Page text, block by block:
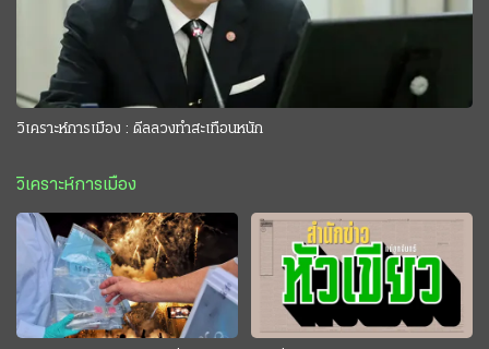
วิเคราะห์การเมือง : ดีลลวงทำสะเทือนหนัก
วิเคราะห์การเมือง